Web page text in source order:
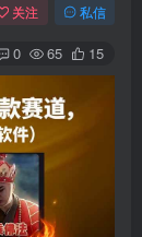
关注 私信
0 65 15